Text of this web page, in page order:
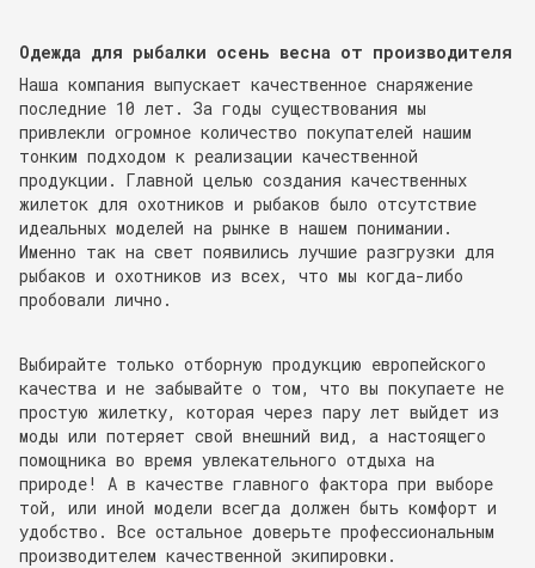
Одежда для рыбалки осень весна от производителя
Наша компания выпускает качественное снаряжение
последние 10 лет. За годы существования мы
привлекли огромное количество покупателей нашим
тонким подходом к реализации качественной
продукции. Главной целью создания качественных
жилеток для охотников и рыбаков было отсутствие
идеальных моделей на рынке в нашем понимании.
Именно так на свет появились лучшие разгрузки для
рыбаков и охотников из всех, что мы когда-либо
пробовали лично.
Выбирайте только отборную продукцию европейского
качества и не забывайте о том, что вы покупаете не
простую жилетку, которая через пару лет выйдет из
моды или потеряет свой внешний вид, а настоящего
помощника во время увлекательного отдыха на
природе! А в качестве главного фактора при выборе
той, или иной модели всегда должен быть комфорт и
удобство. Все остальное доверьте профессиональным
производителем качественной экипировки.